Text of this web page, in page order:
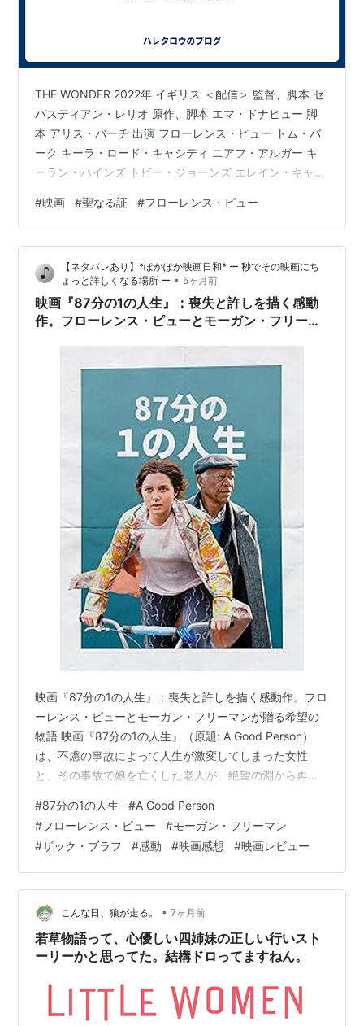
THE WONDER 2022年 イギリス ＜配信＞ 監督、脚本 セ
バスティアン・レリオ 原作、脚本 エマ・ドナヒュー 脚
本 アリス・バーチ 出演 フローレンス・ピュー トム・バ
ーク キーラ・ロード・キャシディ ニアフ・アルガー キ
ーラン・ハインズ トビー・ジョーンズ エレイン・キャシ
デヴィッド・ウィルモット ほか ひとりの少女の魂と命を
宗教と科学そして人間性が救う。静かで陰鬱な映画では
あったが最後まで飽きずに見られた。よくわからない描
写もあった。静まった風景の野に咲く花々が美しかっ
#映画 #聖なる証 #フローレンス・ピュー
【ネタバレあり】*ぽかぽか映画日和* ー 秒でその映画にち
ょっと詳しくなる場所 ー • 5ヶ月前
映画『87分の1の人生』：喪失と許しを描く感動
作。フローレンス・ピューとモーガン・フリーマ
映画『87分の1の人生』：喪失と許しを描く感動作。フロ
ーレンス・ピューとモーガン・フリーマンが贈る希望の
物語 映画『87分の1の人生』（原題: A Good Person）
は、不慮の事故によって人生が激変してしまった女性
と、その事故で娘を亡くした老人が、絶望の淵から再生
わりで始まりの4日間』のザック・ブラフ。主演のフロー
レンス・ピューが圧倒的な演技力で、罪悪感に苛まれる
ヒロインの苦悩を等身大に演じきっています。日本では
劇場未公開ながら、配信を通じて多くの映画ファンから
「隠れた名作」として高い評価を得ている一作です。
#87分の1の人生 #A Good Person
#フローレンス・ピュー #モーガン・フリーマン
#ザック・ブラフ #感動 #映画感想 #映画レビュー
こんな日、狼が走る。 • 7ヶ月前
若草物語って、心優しい四姉妹の正しい行いスト
ーリーかと思ってた。結構ドロってますねん。